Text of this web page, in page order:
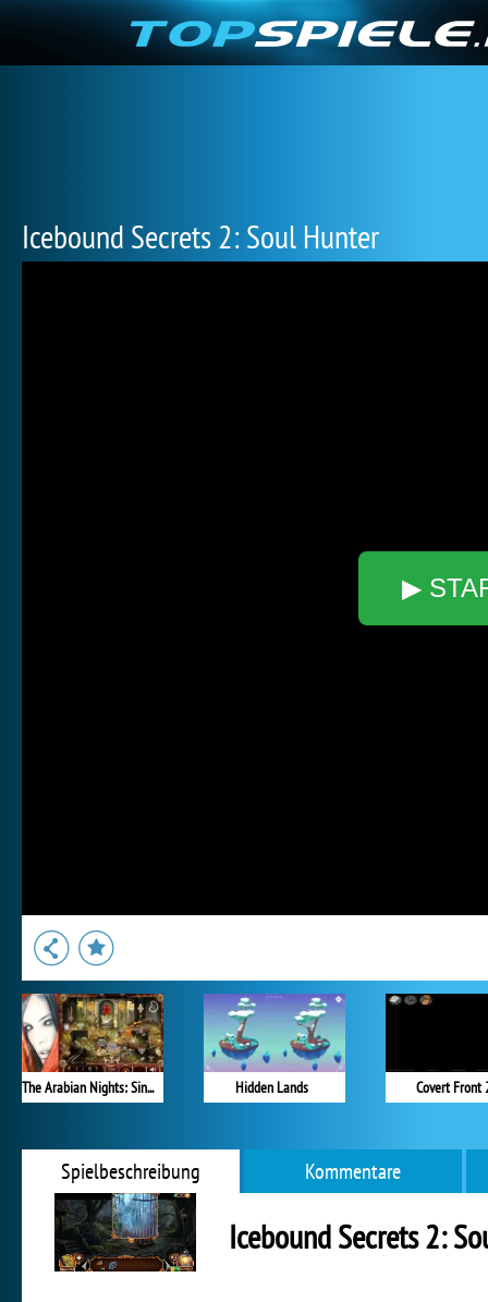
Icebound Secrets 2: Soul Hunter
▶
The Arabian Nights: Sindibad the Voyager Hidden Lands Covert Front
Spielbeschreibung Kommentare
Icebound Secrets 2: